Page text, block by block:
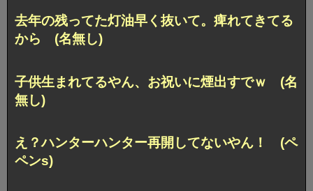
去年の残ってた灯油早く抜いて。痺れてきてる
から (名無し)
子供生まれてるやん、お祝いに煙出すでｗ (名
無し)
え？ハンターハンター再開してないやん！ (ペ
ペンs)